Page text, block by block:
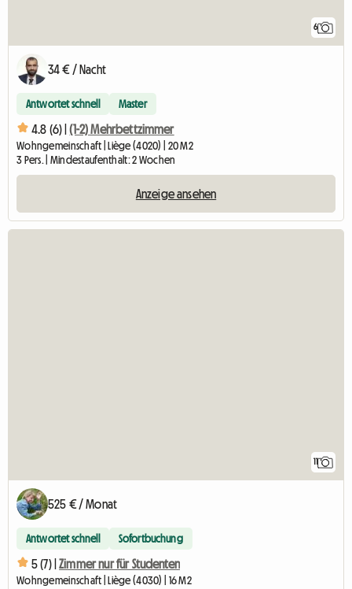
6
34 € / Nacht
Antwortet schnell Master
4.8 (6) | (1-2) Mehrbettzimmer
Wohngemeinschaft | Liège (4020) | 20 M2
3 Pers. | Mindestaufenthalt: 2 Wochen
Anzeige ansehen
11
525 € / Monat
Antwortet schnell Sofortbuchung
5 (7) | Zimmer nur für Studenten
Wohngemeinschaft | Liège (4030) | 16 M2